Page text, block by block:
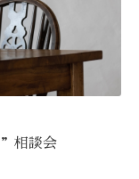
”相談会